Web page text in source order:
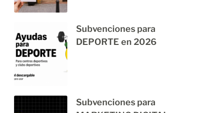
Subvenciones para
DEPORTE en 2026
Subvenciones para